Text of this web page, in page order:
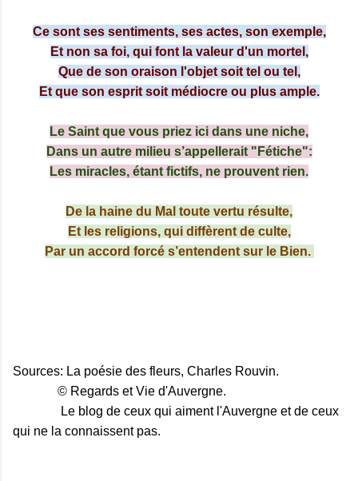
Ce sont ses sentiments, ses actes, son exemple,
Et non sa foi, qui font la valeur d'un mortel,
Que de son oraison l'objet soit tel ou tel,
Et que son esprit soit médiocre ou plus ample.
Le Saint que vous priez ici dans une niche,
Dans un autre milieu s’appellerait "Fétiche":
Les miracles, étant fictifs, ne prouvent rien.
De la haine du Mal toute vertu résulte,
Et les religions, qui diffèrent de culte,
Par un accord forcé s’entendent sur le Bien.
Sources: La poésie des fleurs, Charles Rouvin.
© Regards et Vie d'Auvergne.
Le blog de ceux qui aiment l'Auvergne et de ceux
qui ne la connaissent pas.